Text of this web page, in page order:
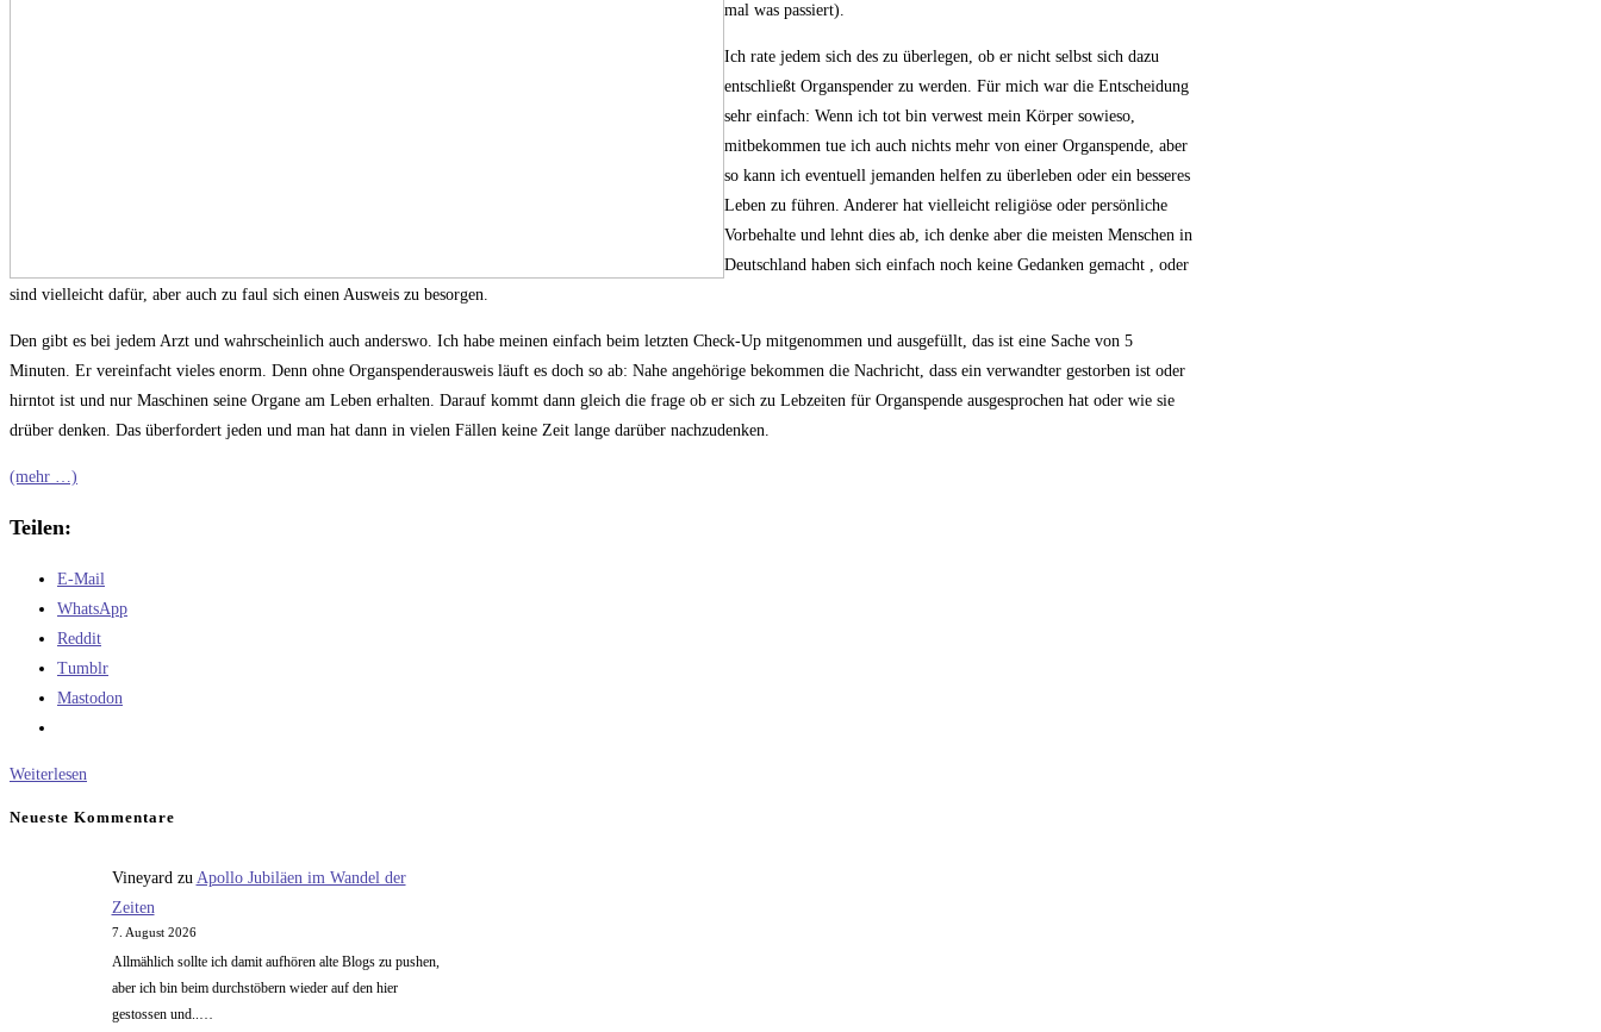
mal was passiert).
Ich rate jedem sich des zu überlegen, ob er nicht selbst sich dazu
entschließt Organspender zu werden. Für mich war die Entscheidung
sehr einfach: Wenn ich tot bin verwest mein Körper sowieso,
mitbekommen tue ich auch nichts mehr von einer Organspende, aber
so kann ich eventuell jemanden helfen zu überleben oder ein besseres
Leben zu führen. Anderer hat vielleicht religiöse oder persönliche
Vorbehalte und lehnt dies ab, ich denke aber die meisten Menschen in
Deutschland haben sich einfach noch keine Gedanken gemacht , oder
sind vielleicht dafür, aber auch zu faul sich einen Ausweis zu besorgen.
Den gibt es bei jedem Arzt und wahrscheinlich auch anderswo. Ich habe meinen einfach beim letzten Check-Up mitgenommen und ausgefüllt, das ist eine Sache von 5
Minuten. Er vereinfacht vieles enorm. Denn ohne Organspenderausweis läuft es doch so ab: Nahe angehörige bekommen die Nachricht, dass ein verwandter gestorben ist oder
hirntot ist und nur Maschinen seine Organe am Leben erhalten. Darauf kommt dann gleich die frage ob er sich zu Lebzeiten für Organspende ausgesprochen hat oder wie sie
drüber denken. Das überfordert jeden und man hat dann in vielen Fällen keine Zeit lange darüber nachzudenken.
(mehr …)
Teilen:
E-Mail
WhatsApp
Reddit
Tumblr
Mastodon
Weiterlesen
Neueste Kommentare
Vineyard zu Apollo Jubiläen im Wandel der
Zeiten
7. August 2026
Allmählich sollte ich damit aufhören alte Blogs zu pushen,
aber ich bin beim durchstöbern wieder auf den hier
gestossen und..…